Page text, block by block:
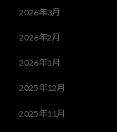
2026年3月
2026年2月
2026年1月
2025年12月
2025年11月